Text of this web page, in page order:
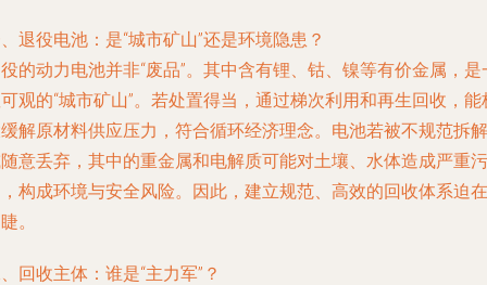
退役电池：是“城市矿山”还是环境隐患？
的动力电池并非“废品”。其中含有锂、钴、镍等有价金属，是
观的“城市矿山”。若处置得当，通过梯次利用和再生回收，能
解原材料供应压力，符合循环经济理念。电池若被不规范拆解
意丢弃，其中的重金属和电解质可能对土壤、水体造成严重污
构成环境与安全风险。因此，建立规范、高效的回收体系迫在
。
回收主体：谁是“主力军”？